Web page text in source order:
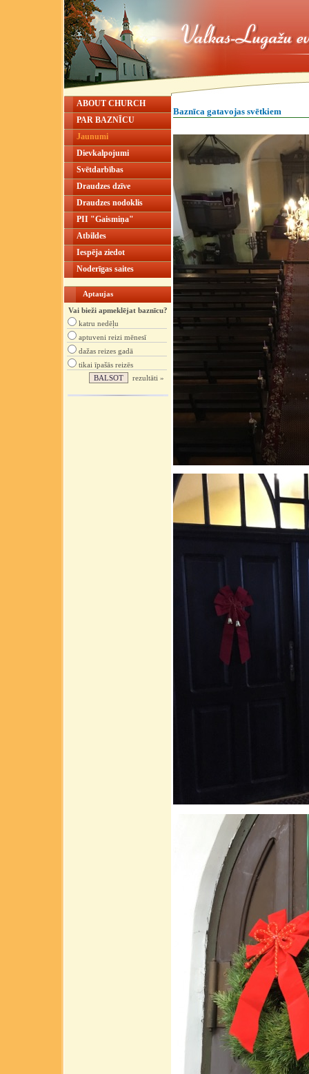
ABOUT CHURCH
PAR BAZNĪCU
Jaunumi
Dievkalpojumi
Svētdarbības
Draudzes dzīve
Draudzes nodoklis
PII "Gaismiņa"
Atbildes
Iespēja ziedot
Noderīgas saites
Aptaujas
Vai bieži apmeklējat baznīcu?
katru nedēļu
aptuveni reizi mēnesī
dažas reizes gadā
tikai īpašās reizēs
rezultāti »
Baznīca gatavojas svētkiem